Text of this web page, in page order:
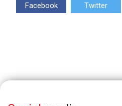
Facebook Twitter